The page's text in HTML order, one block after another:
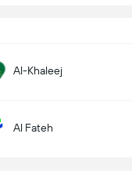
Al-Khaleej
Al Fateh